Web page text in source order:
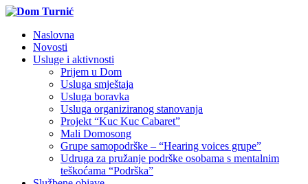
Naslovna
Novosti
Usluge i aktivnosti
Prijem u Dom
Usluga smještaja
Usluga boravka
Usluga organiziranog stanovanja
Projekt “Kuc Kuc Cabaret”
Mali Domosong
Grupe samopodrške – “Hearing voices grupe”
Udruga za pružanje podrške osobama s mentalnim
teškoćama “Podrška”